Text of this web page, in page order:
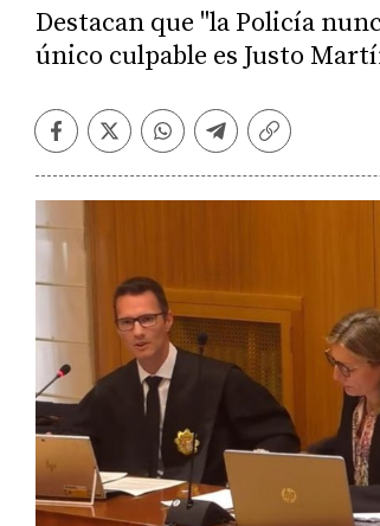
Destacan que "la Policía
único culpable es Justo
Facebook
TwitterWhatsapp
Telegram
Copiar